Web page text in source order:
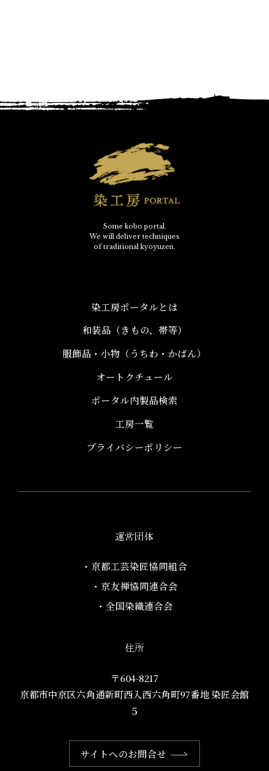
Some kobo portal.
We will deliver techniques
of traditional kyoyuzen.
染工房ポータルとは
和装品（きもの、帯等）​
服飾品・小物​（うちわ・かばん）
オートクチュール
ポータル内製品検索
工房一覧
プライバシーポリシー
運営団体
・京都工芸染匠協同組合​
・京友禅協同連合会
・全国染織連合会
住所
〒604-8217
京都市中京区六角通新町西入西六角町97番地​ 染匠会館
５
サイトへのお問合せ